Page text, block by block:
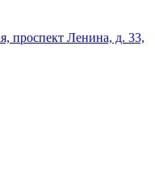
проспект Ленина, д. 33,